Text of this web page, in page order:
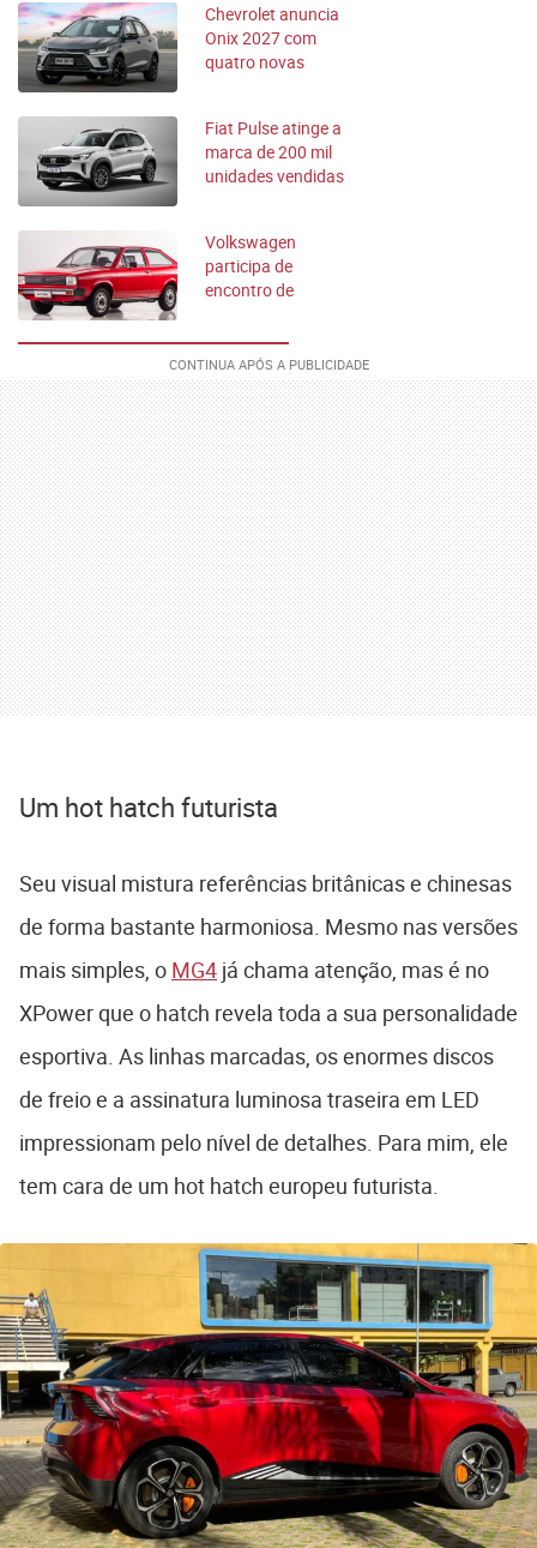
Chevrolet anuncia
Onix 2027 com
quatro novas
Fiat Pulse atinge a
marca de 200 mil
unidades vendidas
Volkswagen
participa de
encontro de
Gerais
Um hot hatch futurista
Seu visual mistura referências britânicas e chinesas
de forma bastante harmoniosa. Mesmo nas versões
mais simples, o MG4 já chama atenção, mas é no
XPower que o hatch revela toda a sua personalidade
esportiva. As linhas marcadas, os enormes discos
de freio e a assinatura luminosa traseira em LED
impressionam pelo nível de detalhes. Para mim, ele
tem cara de um hot hatch europeu futurista.